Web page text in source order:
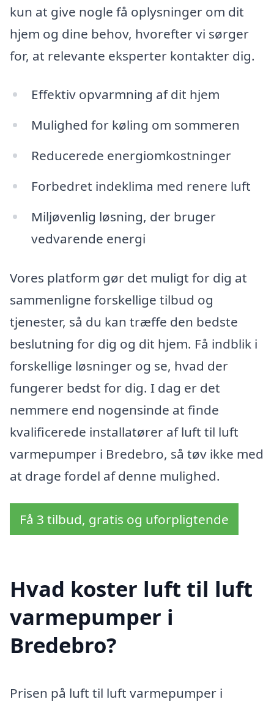
kun at give nogle få oplysninger om dit
hjem og dine behov, hvorefter vi sørger
for, at relevante eksperter kontakter dig.
Effektiv opvarmning af dit hjem
Mulighed for køling om sommeren
Reducerede energiomkostninger
Forbedret indeklima med renere luft
Miljøvenlig løsning, der bruger
vedvarende energi
Vores platform gør det muligt for dig at
sammenligne forskellige tilbud og
tjenester, så du kan træffe den bedste
beslutning for dig og dit hjem. Få indblik i
forskellige løsninger og se, hvad der
fungerer bedst for dig. I dag er det
nemmere end nogensinde at finde
kvalificerede installatører af luft til luft
varmepumper i Bredebro, så tøv ikke med
at drage fordel af denne mulighed.
Få 3 tilbud, gratis og uforpligtende
Hvad koster luft til luft
varmepumper i
Bredebro?
Prisen på luft til luft varmepumper i